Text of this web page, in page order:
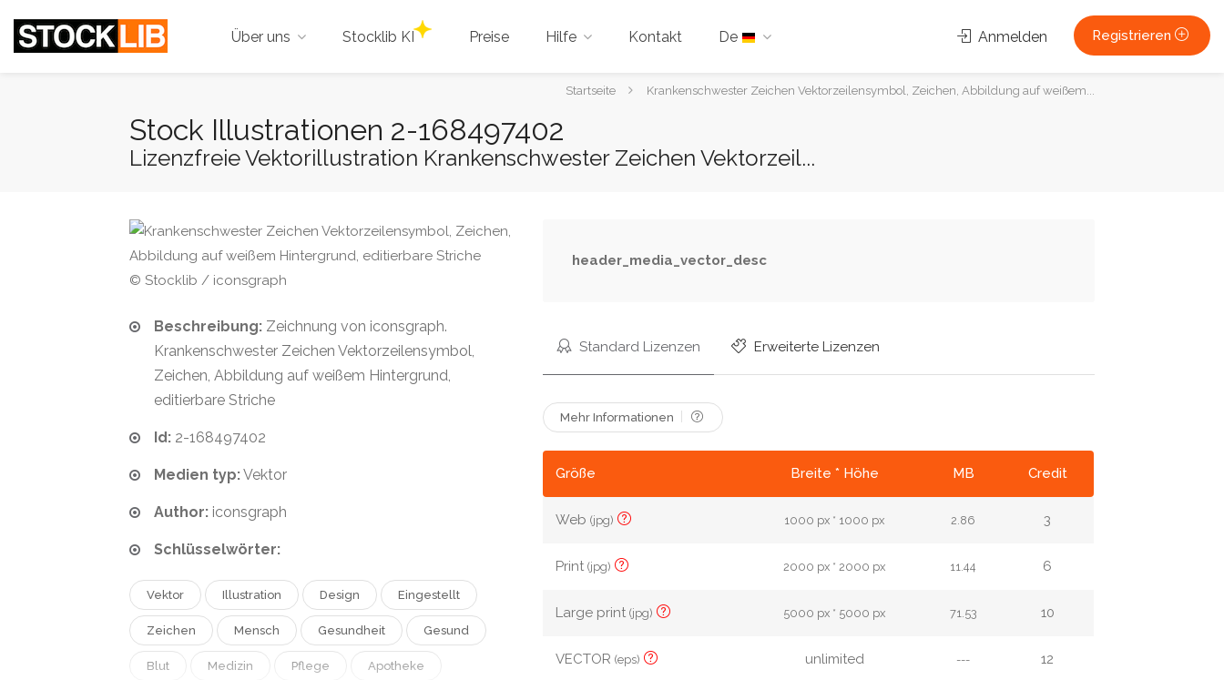
Über uns Stocklib KI Preise Hilfe Kontakt De Anmelden Registrieren
hier:
Startseite Krankenschwester Zeichen Vektorzeilensymbol, Zeichen, Abbildung auf weißem...
Stock Illustrationen 2-168497402
Lizenzfreie Vektorillustration Krankenschwester Zeichen Vektorzeil...
© Stocklib / iconsgraph
Beschreibung: Zeichnung von iconsgraph.
Krankenschwester Zeichen Vektorzeilensymbol,
Zeichen, Abbildung auf weißem Hintergrund,
editierbare Striche
Id: 2-168497402
Medien typ:Vektor
Author: iconsgraph
Schlüsselwörter:
Vektor Illustration Design Eingestellt
Zeichen Mensch Gesundheit Gesund
Blut Medizin Pflege Apotheke
header_media_vector_desc
Standard Lizenzen Erweiterte Lizenzen
Mehr Informationen
Größe Breite * Höhe MB Credit
Web(jpg) 1000 px * 1000 px 2.86 3
Print(jpg) 2000 px * 2000 px 11.44 6
Large print(jpg) 5000 px * 5000 px 71.53 10
VECTOR(eps) unlimited --- 12